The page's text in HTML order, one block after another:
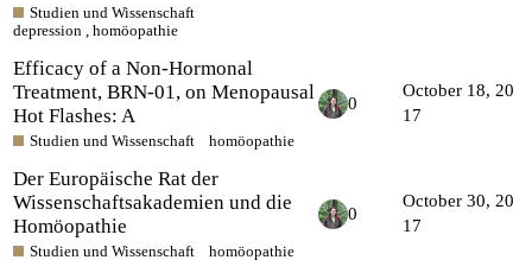
Studien und Wissenschaft
depression ,homöopathie
Efficacy of a Non-Hormonal
Treatment, BRN-01, on Menopausal
Hot Flashes: A
Studien und Wissenschaft homöopathie
0
October 18, 20
17
Der Europäische Rat der
Wissenschaftsakademien und die
Homöopathie
Studien und Wissenschaft homöopathie
0
October 30, 20
17